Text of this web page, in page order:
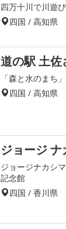
四万十川で川遊
四国 / 高知県
道の駅 土佐
「森と水のまち
四国 / 高知県
ジョージ
ジョージナカシ
記念館
四国 / 香川県